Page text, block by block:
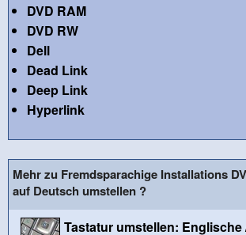
DVD RAM
DVD RW
Dell
Dead Link
Deep Link
Hyperlink
Mehr zu Fremdsparachige Installations
auf Deutsch umstellen ?
Tastatur umstellen: